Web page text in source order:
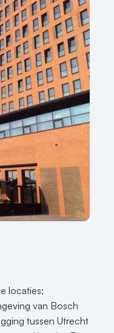
locaties:
van Bosch
tussen Utrecht